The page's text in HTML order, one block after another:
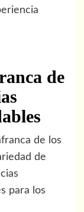
de
de los
de
para los